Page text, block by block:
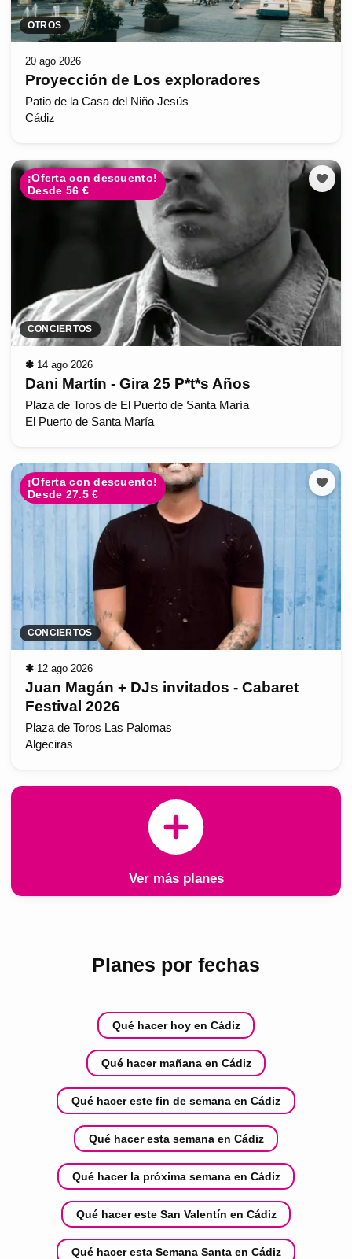
OTROS
20 ago 2026
Proyección de Los exploradores
Patio de la Casa del Niño Jesús
Cádiz
¡Oferta con descuento!
Desde 56 €
CONCIERTOS
✱ 14 ago 2026
Dani Martín - Gira 25 P*t*s Años
Plaza de Toros de El Puerto de Santa María
El Puerto de Santa María
¡Oferta con descuento!
Desde 27.5 €
CONCIERTOS
✱ 12 ago 2026
Juan Magán + DJs invitados - Cabaret
Festival 2026
Plaza de Toros Las Palomas
Algeciras
Ver más planes
Planes por fechas
Qué hacer hoy en Cádiz
Qué hacer mañana en Cádiz
Qué hacer este fin de semana en Cádiz
Qué hacer esta semana en Cádiz
Qué hacer la próxima semana en Cádiz
Qué hacer este San Valentín en Cádiz
Qué hacer esta Semana Santa en Cádiz